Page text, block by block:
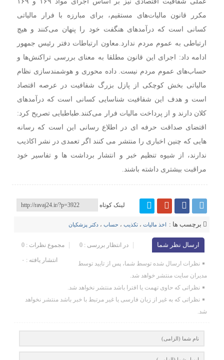
مکرر قانون مالیات‌های مستقیم، برای مبارزه با فرار مالیاتی
کسانی است که درآمدهای هنگفت خود را پنهان می‌کنند و هیچ
ارتباطی به عموم مردم ندارد.معاون ارتباطات دفتر رئیس جمهور
ادامه داد: اجرای این قانون مطلقا به معنای بررسی تراکنش‌ها و
حساب‌های عموم مردم نیست. داده محوری و هوشمندسازی نظام
مالیاتی بخش کوچکی از پازل بزرگ شفافیت در عرصه اقتصاد
است و هدف این شفافیت شناسایی کسانی است که درآمدهای
کلان دارند و از پرداخت مالیات فرار می‌کنند.طباطبایی تصریح کرد:
اقتضای صداقت حرفه ای در اطلاع رسانی این است که رسانه
هایی که چنین اخباری را منتشر می کنند اگر تعمدی در نشر اکاذیب
ندارند، از شیوه تنظیم خبر و انتشار برداشت ها و تفاسیر خود
مراقبت بیشتری داشته باشند.
لینک کوتاه
برچسب ها : اخذ مالیات ،تکذیب ، حساب‌ ،دکتر پزشکیان
ارسال نظر شما مجموع نظرات : 0 در انتظار بررسی : 0
انتشار یافته : ۰
نظرات ارسال شده توسط شما، پس از تایید توسط
مدیران سایت منتشر خواهد شد.
نظراتی که حاوی تهمت یا افترا باشد منتشر نخواهد شد.
نظراتی که به غیر از زبان فارسی یا غیر مرتبط با خبر باشد منتشر نخواهد
شد.